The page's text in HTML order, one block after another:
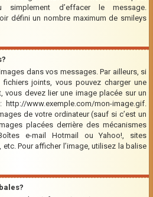
d’effacer le message.
défini un nombre maximum de smileys
dans vos messages. Par ailleurs, si
fichiers joints, vous pouvez charger une
vous devez lier une image placée sur un
www.exemple.com/mon-image.gif.
de votre ordinateur (sauf si c’est un
placées derrière des mécanismes
e-mail Hotmail ou Yahoo!, sites
Pour afficher l’image, utilisez la balise